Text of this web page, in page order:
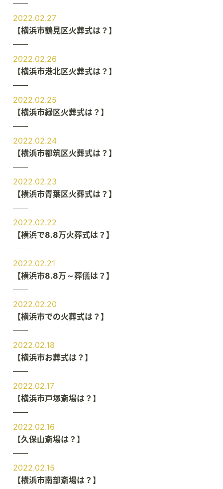
2022.02.27
【横浜市鶴見区火葬式は？】
2022.02.26
【横浜市港北区火葬式は？】
2022.02.25
【横浜市緑区火葬式は？】
2022.02.24
【横浜市都筑区火葬式は？】
2022.02.23
【横浜市青葉区火葬式は？】
2022.02.22
【横浜で8.8万火葬式は？】
2022.02.21
【横浜市8.8万～葬儀は？】
2022.02.20
【横浜市での火葬式は？】
2022.02.18
【横浜市お葬式は？】
2022.02.17
【横浜市戸塚斎場は？】
2022.02.16
【久保山斎場は？】
2022.02.15
【横浜市南部斎場は？】